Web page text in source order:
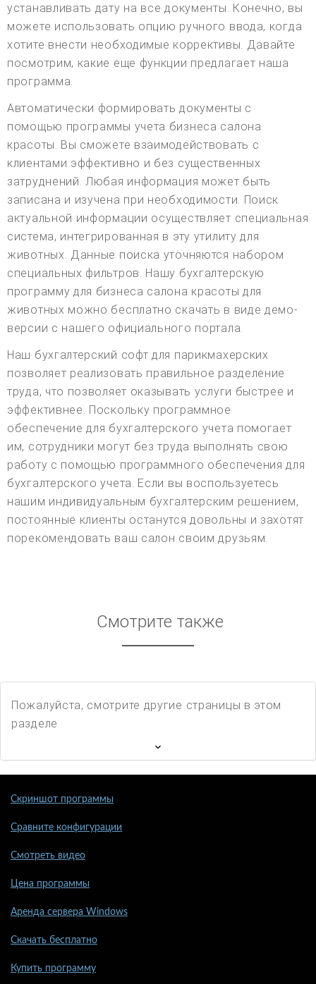
устанавливать дату на все документы. Конечно, вы
можете использовать опцию ручного ввода, когда
хотите внести необходимые коррективы. Давайте
посмотрим, какие еще функции предлагает наша
программа.
Автоматически формировать документы с
помощью программы учета бизнеса салона
красоты. Вы сможете взаимодействовать с
клиентами эффективно и без существенных
затруднений. Любая информация может быть
записана и изучена при необходимости. Поиск
актуальной информации осуществляет специальная
система, интегрированная в эту утилиту для
животных. Данные поиска уточняются набором
специальных фильтров. Нашу бухгалтерскую
программу для бизнеса салона красоты для
животных можно бесплатно скачать в виде демо-
версии с нашего официального портала.
Наш бухгалтерский софт для парикмахерских
позволяет реализовать правильное разделение
труда, что позволяет оказывать услуги быстрее и
эффективнее. Поскольку программное
обеспечение для бухгалтерского учета помогает
им, сотрудники могут без труда выполнять свою
работу с помощью программного обеспечения для
бухгалтерского учета. Если вы воспользуетесь
нашим индивидуальным бухгалтерским решением,
постоянные клиенты останутся довольны и захотят
порекомендовать ваш салон своим друзьям.
Смотрите также
Пожалуйста, смотрите другие страницы в этом
разделе
Скриншот программы
Сравните конфигурации
Смотреть видео
Цена программы
Аренда сервера Windows
Скачать бесплатно
Купить программу